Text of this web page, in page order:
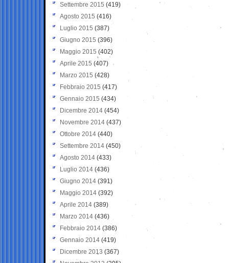
Settembre 2015 (419)
Agosto 2015 (416)
Luglio 2015 (387)
Giugno 2015 (396)
Maggio 2015 (402)
Aprile 2015 (407)
Marzo 2015 (428)
Febbraio 2015 (417)
Gennaio 2015 (434)
Dicembre 2014 (454)
Novembre 2014 (437)
Ottobre 2014 (440)
Settembre 2014 (450)
Agosto 2014 (433)
Luglio 2014 (436)
Giugno 2014 (391)
Maggio 2014 (392)
Aprile 2014 (389)
Marzo 2014 (436)
Febbraio 2014 (386)
Gennaio 2014 (419)
Dicembre 2013 (367)